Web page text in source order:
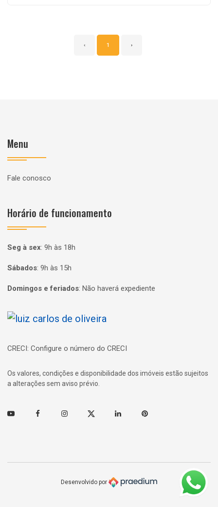
‹ 1 ›
Menu
Fale conosco
Horário de funcionamento
Seg à sex: 9h às 18h
Sábados: 9h às 15h
Domingos e feriados: Não haverá expediente
Página inicial
CRECI: Configure o número do CRECI
Os valores, condições e disponibilidade dos imóveis estão sujeitos
a alterações sem aviso prévio.
Youtube FacebookInstagramTwitter Linkedin Pinterest
Desenvolvido por